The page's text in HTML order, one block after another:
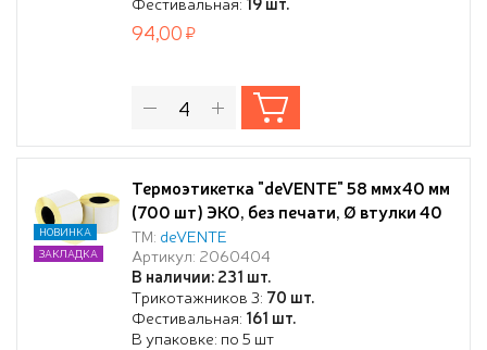
94,00
Термоэтикетка "deVENTE" 58 ммx40 мм
(700 шт) ЭКО, без печати, Ø втулки 40
мм
ТМ: deVENTE
Артикул: 2060404
В наличии: 231 шт.
Трикотажников 3: 70 шт.
Фестивальная: 161 шт.
В упаковке: по 5 шт
НОВИНКА
ЗАКЛАДКА